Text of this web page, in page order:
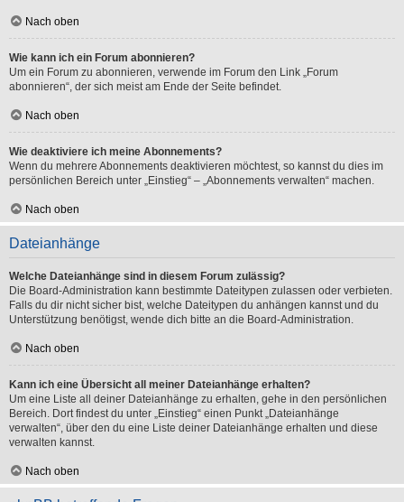
Nach oben
Wie kann ich ein Forum abonnieren?
Um ein Forum zu abonnieren, verwende im Forum den Link „Forum
abonnieren“, der sich meist am Ende der Seite befindet.
Nach oben
Wie deaktiviere ich meine Abonnements?
Wenn du mehrere Abonnements deaktivieren möchtest, so kannst du dies im
persönlichen Bereich unter „Einstieg“ – „Abonnements verwalten“ machen.
Nach oben
Dateianhänge
Welche Dateianhänge sind in diesem Forum zulässig?
Die Board-Administration kann bestimmte Dateitypen zulassen oder verbieten.
Falls du dir nicht sicher bist, welche Dateitypen du anhängen kannst und du
Unterstützung benötigst, wende dich bitte an die Board-Administration.
Nach oben
Kann ich eine Übersicht all meiner Dateianhänge erhalten?
Um eine Liste all deiner Dateianhänge zu erhalten, gehe in den persönlichen
Bereich. Dort findest du unter „Einstieg“ einen Punkt „Dateianhänge
verwalten“, über den du eine Liste deiner Dateianhänge erhalten und diese
verwalten kannst.
Nach oben